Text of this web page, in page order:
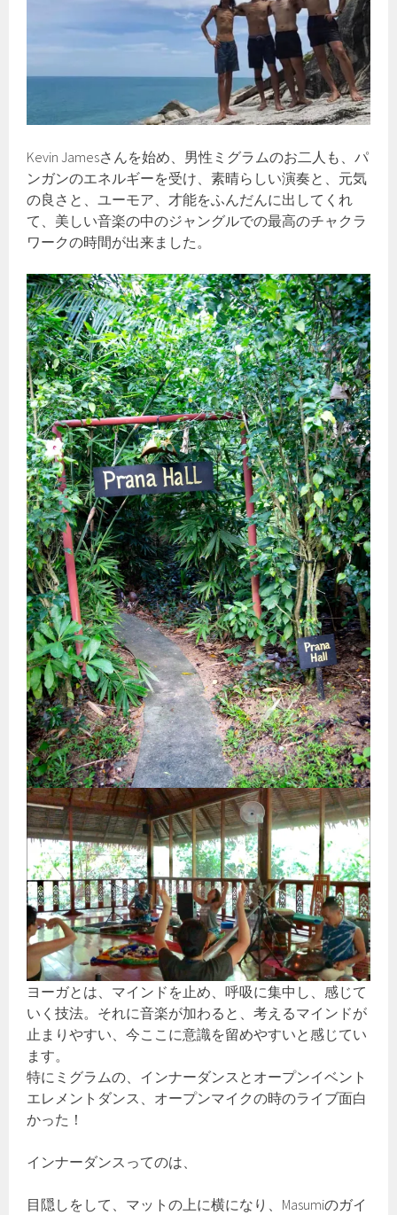
Kevin Jamesさんを始め、男性ミグラムのお二人も、パ
ンガンのエネルギーを受け、素晴らしい演奏と、元気
の良さと、ユーモア、才能をふんだんに出してくれ
て、美しい音楽の中のジャングルでの最高のチャクラ
ワークの時間が出来ました。
ヨーガとは、マインドを止め、呼吸に集中し、感じて
いく技法。それに音楽が加わると、考えるマインドが
止まりやすい、今ここに意識を留めやすいと感じてい
ます。
特にミグラムの、インナーダンスとオープンイベント
エレメントダンス、オープンマイクの時のライブ面白
かった！
インナーダンスってのは、
目隠しをして、マットの上に横になり、Masumiのガイ